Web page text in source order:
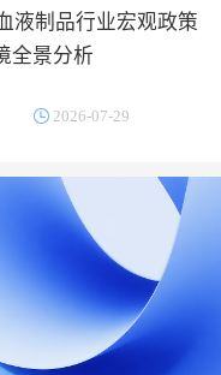
液制品行业宏观政策
全景分析
2026-07-29